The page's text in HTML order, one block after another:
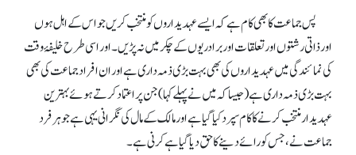
پس جماعت کا بھی کام ہے کہ ایسے عہدیداروں کو منتخب کریں جو اس کے اہل ہوں
اور ذاتی رشتوں اور تعلقات اور برادریوں کے چکر میں نہ پڑیں۔ اور اسی طرح خلیفۂ وقت
کی نمائندگی میں عہدیداروں کی بھی بہت بڑی ذمہ داری ہے اور ان افراد جماعت کی بھی
بہت بڑی ذمہ داری ہے (جیسا کہ میں نے پہلے کہا) جن پر اعتماد کرتے ہوئے بہترین
عہدیدار منتخب کرنے کا کام سپرد کیا گیا ہے اور مالک کے مال کی نگرانی یہی ہے جو ہر فرد
جماعت نے، جس کو رائے دینے کا حق دیا گیا ہے کرنی ہے۔